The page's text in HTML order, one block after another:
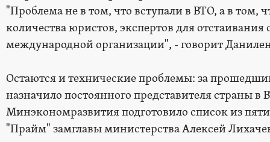
"Проблема не в том, что вступали в ВТО, а в том,
количества юристов, экспертов для отстаивания
международной организации", - говорит
Остаются и технические проблемы: за
назначило постоянного представителя страны в
Минэкономразвития подготовило список из
"Прайм" замглавы министерства Алексей